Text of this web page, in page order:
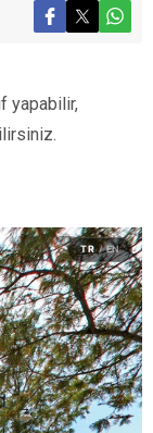
yapabilir,